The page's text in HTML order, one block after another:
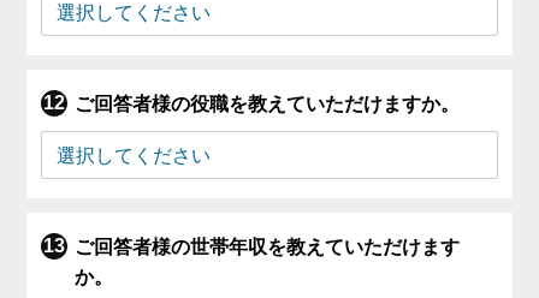
ご回答者様の役職を教えていただけますか。
ご回答者様の世帯年収を教えていただけます
か。